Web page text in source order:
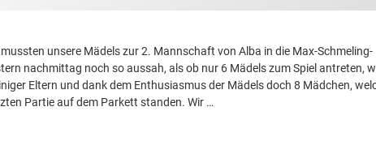
unsere Mädels zur 2. Mannschaft von Alba in die Max-Schmeling-
nachmittag noch so aussah, als ob nur 6 Mädels zum Spiel antreten,
Eltern und dank dem Enthusiasmus der Mädels doch 8 Mädchen,
Partie auf dem Parkett standen. Wir …